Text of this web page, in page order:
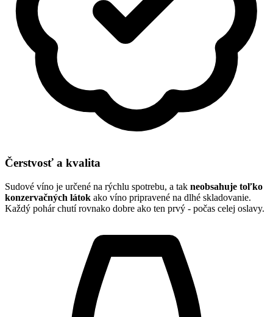
Čerstvosť a kvalita
Sudové víno je určené na rýchlu spotrebu, a tak neobsahuje toľko
konzervačných látok ako víno pripravené na dlhé skladovanie.
Každý pohár chutí rovnako dobre ako ten prvý - počas celej oslavy.